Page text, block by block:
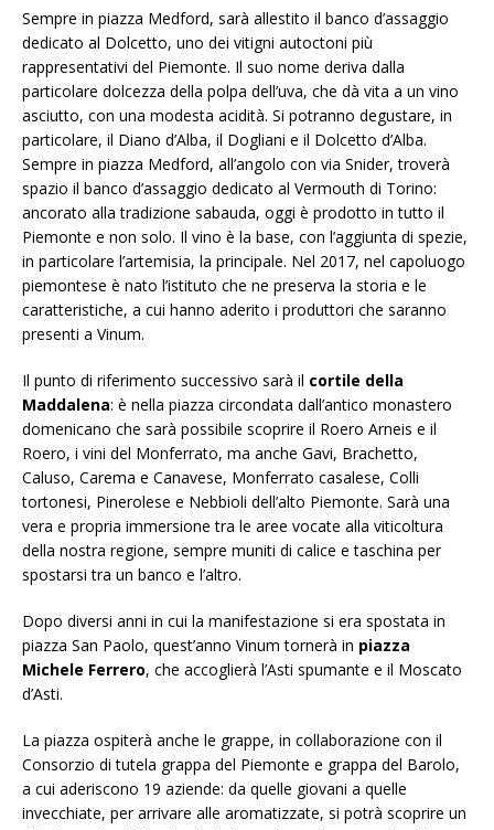
Sempre in piazza Medford, sarà allestito il banco d’assaggio
dedicato al Dolcetto, uno dei vitigni autoctoni più
rappresentativi del Piemonte. Il suo nome deriva dalla
particolare dolcezza della polpa dell’uva, che dà vita a un vino
asciutto, con una modesta acidità. Si potranno degustare, in
particolare, il Diano d’Alba, il Dogliani e il Dolcetto d’Alba.
Sempre in piazza Medford, all’angolo con via Snider, troverà
spazio il banco d’assaggio dedicato al Vermouth di Torino:
ancorato alla tradizione sabauda, oggi è prodotto in tutto il
Piemonte e non solo. Il vino è la base, con l’aggiunta di spezie,
in particolare l’artemisia, la principale. Nel 2017, nel capoluogo
piemontese è nato l’istituto che ne preserva la storia e le
caratteristiche, a cui hanno aderito i produttori che saranno
presenti a Vinum.
Il punto di riferimento successivo sarà il cortile della
Maddalena: è nella piazza circondata dall’antico monastero
domenicano che sarà possibile scoprire il Roero Arneis e il
Roero, i vini del Monferrato, ma anche Gavi, Brachetto,
Caluso, Carema e Canavese, Monferrato casalese, Colli
tortonesi, Pinerolese e Nebbioli dell’alto Piemonte. Sarà una
vera e propria immersione tra le aree vocate alla viticoltura
della nostra regione, sempre muniti di calice e taschina per
spostarsi tra un banco e l’altro.
Dopo diversi anni in cui la manifestazione si era spostata in
piazza San Paolo, quest’anno Vinum tornerà in piazza
Michele Ferrero, che accoglierà l’Asti spumante e il Moscato
d’Asti.
La piazza ospiterà anche le grappe, in collaborazione con il
Consorzio di tutela grappa del Piemonte e grappa del Barolo,
a cui aderiscono 19 aziende: da quelle giovani a quelle
invecchiate, per arrivare alle aromatizzate, si potrà scoprire un